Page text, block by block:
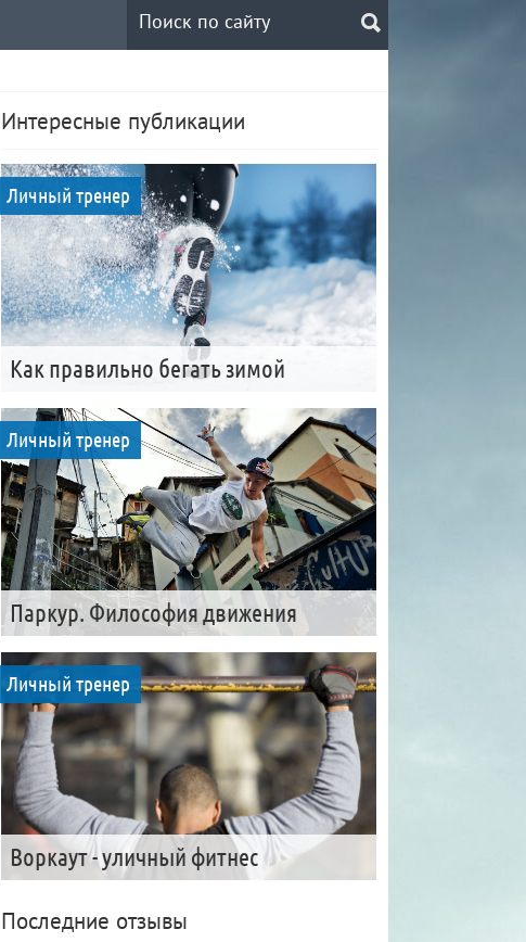
Интересные публикации
Личный тренер
Как правильно бегать зимой
Личный тренер
Паркур. Философия движения
Личный тренер
Воркаут - уличный фитнес
Последние отзывы